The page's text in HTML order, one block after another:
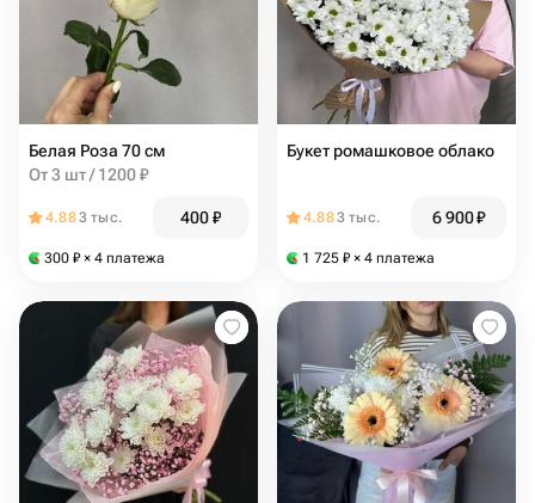
Белая Роза 70 см
От 3 шт / 1200 ₽
4.883 тыс. 400₽
300 ₽ × 4 платежа
Букет ромашковое облако
4.883 тыс. 6 900₽
1 725 ₽ × 4 платежа